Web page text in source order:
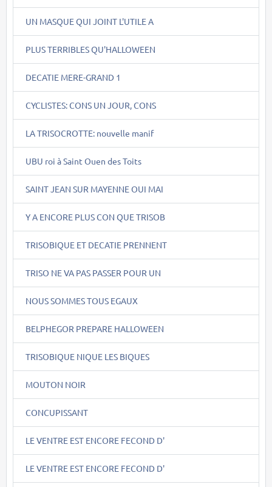
UN MASQUE QUI JOINT L'UTILE A
PLUS TERRIBLES QU'HALLOWEEN
DECATIE MERE-GRAND 1
CYCLISTES: CONS UN JOUR, CONS
LA TRISOCROTTE: nouvelle manif
UBU roi à Saint Ouen des Toits
SAINT JEAN SUR MAYENNE OUI MAI
Y A ENCORE PLUS CON QUE TRISOB
TRISOBIQUE ET DECATIE PRENNENT
TRISO NE VA PAS PASSER POUR UN
NOUS SOMMES TOUS EGAUX
BELPHEGOR PREPARE HALLOWEEN
TRISOBIQUE NIQUE LES BIQUES
MOUTON NOIR
CONCUPISSANT
LE VENTRE EST ENCORE FECOND D'
LE VENTRE EST ENCORE FECOND D'